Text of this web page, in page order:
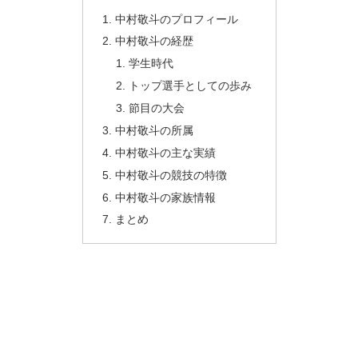
中村敬斗のプロフィール
中村敬斗の経歴
学生時代
トップ選手としての歩み
節目の大会
中村敬斗の所属
中村敬斗の主な実績
中村敬斗の競技の特徴
中村敬斗の家族情報
まとめ